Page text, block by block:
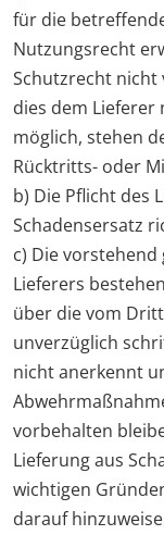
für die
Nutzungsrecht
Schutzrecht nicht
dies dem Lieferer
möglich, stehen
Rücktritts- oder
b) Die Pflicht des
Schadensersatz
c) Die
Lieferers
über die vom
unverzüglich
nicht anerkennt
vorbehalten
Lieferung aus
wichtigen
darauf